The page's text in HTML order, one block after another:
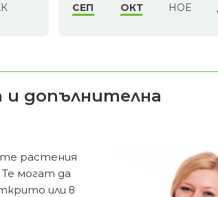
СЕП
ОКТ НОЕ
и допълнителна
растения
могат да
или в